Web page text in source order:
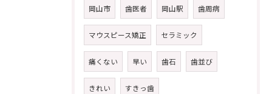
岡山市 歯医者 岡山駅 歯周病
マウスピース矯正 セラミック
痛くない 早い 歯石 歯並び
きれい すきっ歯